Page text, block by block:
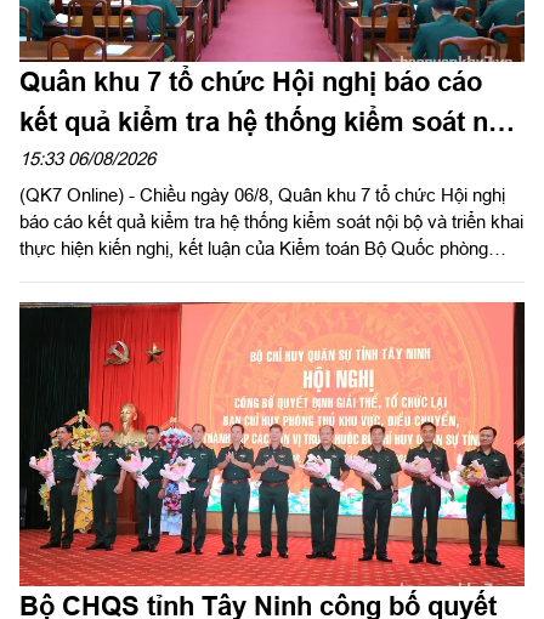
Quân khu 7 tổ chức Hội nghị báo cáo
kết quả kiểm tra hệ thống kiểm soát nội
bộ
15:33 06/08/2026
(QK7 Online) - Chiều ngày 06/8, Quân khu 7 tổ chức Hội nghị
báo cáo kết quả kiểm tra hệ thống kiểm soát nội bộ và triển khai
thực hiện kiến nghị, kết luận của Kiểm toán Bộ Quốc phòng
viên Ban Chấp hành Trung ương Đảng, Ủy viên Quân ủy Trung
ương, Phó Bí thư Đảng ủy, Tư lệnh Quân khu chủ trì hội nghị.
Bộ CHQS tỉnh Tây Ninh công bố quyết